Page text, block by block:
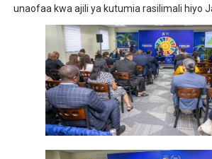
unaofaa kwa ajili ya kutumia rasilimali hiyo